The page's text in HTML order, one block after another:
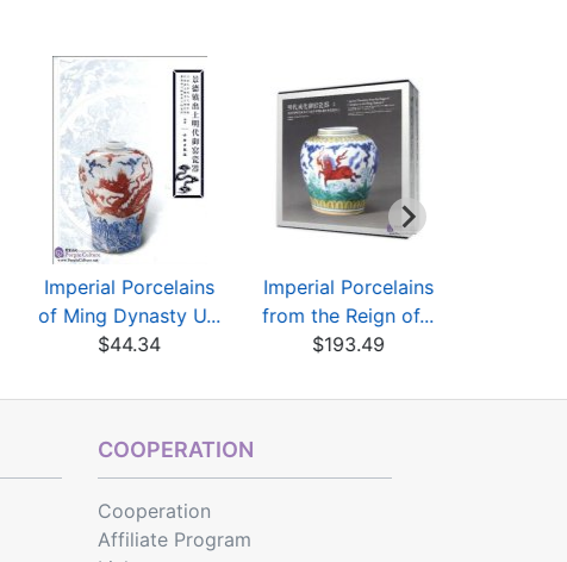
Imperial Porcelains
of Ming Dynasty U...
$44.34
Imperial Porcelains
from the Reign of...
$193.49
COOPERATION
Cooperation
Affiliate Program